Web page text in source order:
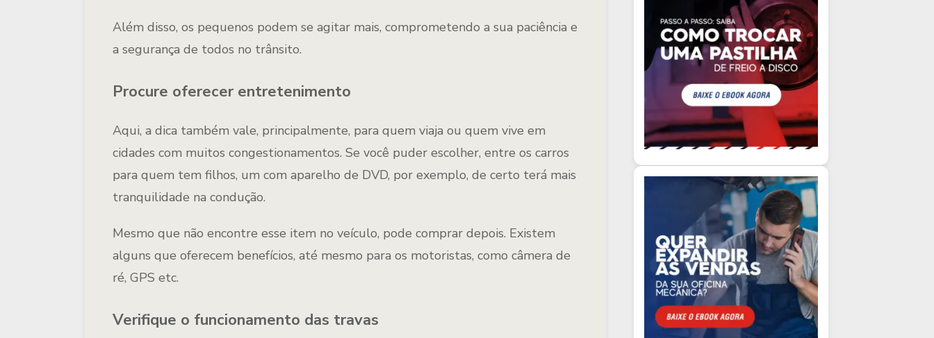
Além disso, os pequenos podem se agitar mais, comprometendo a sua paciência e
a segurança de todos no trânsito.
Procure oferecer entretenimento
Aqui, a dica também vale, principalmente, para quem viaja ou quem vive em
cidades com muitos congestionamentos. Se você puder escolher, entre os carros
para quem tem filhos, um com aparelho de DVD, por exemplo, de certo terá mais
tranquilidade na condução.
Mesmo que não encontre esse item no veículo, pode comprar depois. Existem
alguns que oferecem benefícios, até mesmo para os motoristas, como câmera de
ré, GPS etc.
Verifique o funcionamento das travas